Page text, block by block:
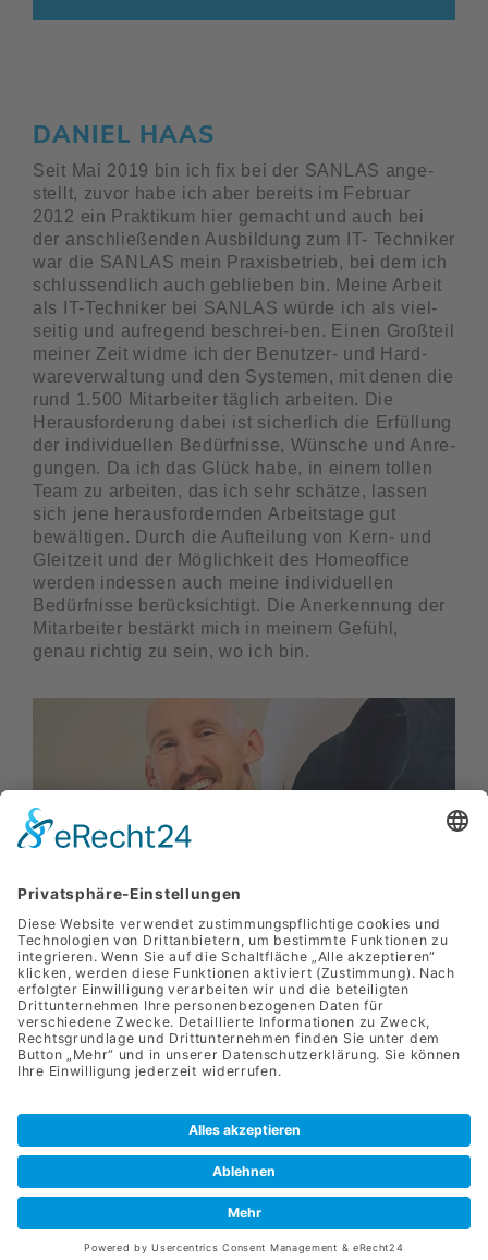
DANIEL HAAS
Seit Mai 2019 bin ich fix bei der SANLAS ange­
stellt, zuvor habe ich aber bereits im Februar
2012 ein Prak­tikum hier gemacht und auch bei
der anschlie­ßenden Ausbil­dung zum IT- Tech­niker
war die SANLAS mein Praxis­be­trieb, bei dem ich
schluss­end­lich auch geblieben bin. Meine Arbeit
als IT-Tech­niker bei SANLAS würde ich als viel­
seitig und aufre­gend beschrei-ben. Einen Groß­teil
meiner Zeit widme ich der Benutzer- und Hard­
ware­ver­wal­tung und den Systemen, mit denen die
rund 1.500 Mitar­beiter täglich arbeiten. Die
Heraus­for­de­rung dabei ist sicher­lich die Erfül­lung
der indi­vi­du­ellen Bedürf­nisse, Wünsche und Anre­
gungen. Da ich das Glück habe, in einem tollen
Team zu arbeiten, das ich sehr schätze, lassen
sich jene heraus­for­dernden Arbeits­tage gut
bewäl­tigen. Durch die Auftei­lung von Kern- und
Gleit­zeit und der Möglich­keit des Home­of­fice
werden indessen auch meine indi­vi­du­ellen
Bedürf­nisse berück­sich­tigt. Die Aner­ken­nung der
Mitar­beiter bestärkt mich in meinem Gefühl,
genau richtig zu sein, wo ich bin.
SANLAS Holding GmbH
Park­straße 11
8010 Graz
+43 (0) 3133 / 2274 - 9110
office@sanlas.at
Presse
Daten­schutz
Meldung von Hinweisen
Impressum
Cookie-Einstel­lungen
Konzept & Designby